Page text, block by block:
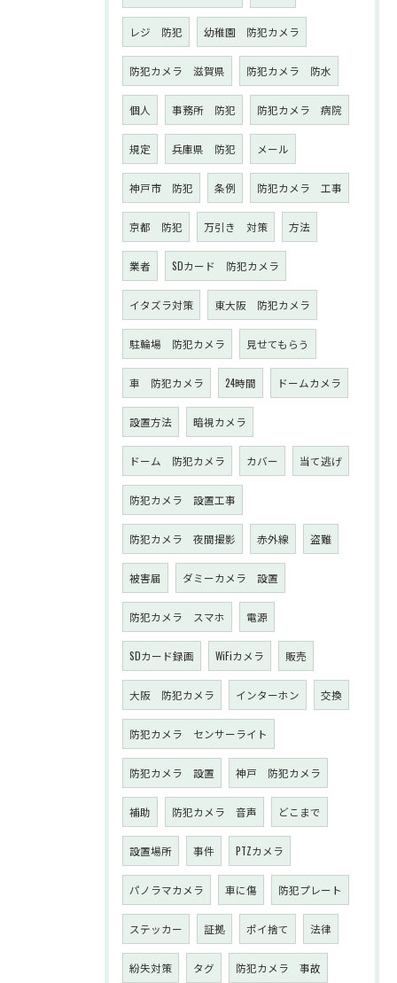
レジ 防犯 幼稚園 防犯カメラ
防犯カメラ 滋賀県 防犯カメラ 防水
個人 事務所 防犯 防犯カメラ 病院
規定 兵庫県 防犯 メール
神戸市 防犯 条例 防犯カメラ 工事
京都 防犯 万引き 対策 方法
業者 SDカード 防犯カメラ
イタズラ対策 東大阪 防犯カメラ
駐輪場 防犯カメラ 見せてもらう
車 防犯カメラ 24時間 ドームカメラ
設置方法 暗視カメラ
ドーム 防犯カメラ カバー 当て逃げ
防犯カメラ 設置工事
防犯カメラ 夜間撮影 赤外線 盗難
被害届 ダミーカメラ 設置
防犯カメラ スマホ 電源
SDカード録画 WiFiカメラ 販売
大阪 防犯カメラ インターホン 交換
防犯カメラ センサーライト
防犯カメラ 設置 神戸 防犯カメラ
補助 防犯カメラ 音声 どこまで
設置場所 事件 PTZカメラ
パノラマカメラ 車に傷 防犯プレート
ステッカー 証拠 ポイ捨て 法律
紛失対策 タグ 防犯カメラ 事故